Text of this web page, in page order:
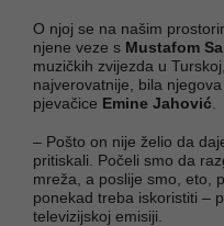
O njoj se na našim
njene veze s Mustafom
muzičkih zvijezda u
najverovatnije, bila
pjevačice Emine Jahović
– Pošto on nije želio da
pritiskali. Počeli smo da
mreža, a poslije smo, eto,
ponekad treba iskoristiti –
televizijskoj emisiji.